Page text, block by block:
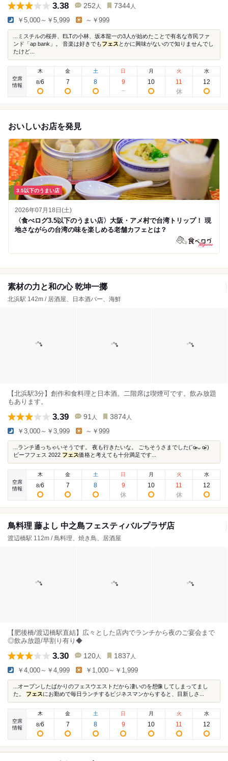
3.38 252 人 7344 人
￥5,000～￥5,999 ～￥999
...ミスチルの桜井、ELTの小林、坂本龍一の3人が始めたことで有名な市民ファ
ンド「ap bank」。 音楽は好きでもフェス とかに興味がないので知りませんでし
たけど...
空席
情報
木
8/6
金
7
土
8
日
9
月
10
火
11
水
12
おいしいお店を発見
3.5以下のうまい店
2026年07月18日(土)
〈食べログ3.5以下のうまい店〉大阪・アメ村で台湾トリップ！ 現
地さながらの台湾の味を楽しめる老舗カフェとは？
素材の力と和の心 乾坤一擲
北浜駅 142m / 居酒屋、日本酒バー、海鮮
【北浜駅3分】創作和食料理と日本酒。二階席は喫煙可です。飲み放題
もあります。
3.39 91 人 3874 人
￥3,000～￥3,999 ～￥999
...ランチ通っちゃいそうです。 夜も行きたいな。 ごちそうさまでした(ˊo̴̶̷̤ ᴗ o̴̶̷̤ˋ)
ビーフフェス 2022 フェス価格と考えても十分満足です...
空席
情報
木
8/6
金
7
土
8
日
9
月
10
火
11
水
12
鳥料理 藤よし 中之島フェスティバルプラザ店
渡辺橋駅 112m / 鳥料理、焼き鳥、居酒屋
【肥後橋/渡辺橋駅直結】広々とした店内でランチから夜のご宴会まで
◎飲み放題/早割り有り◆
3.30 120 人 1837 人
￥4,000～￥4,999 ￥1,000～￥1,999
...オープンしたばかりのフェスウエストだから凄いのを想像してしまってまし
た。 フェスにお勤めで毎日ランチするビジネスマンからすると、目新しさ...
空席
情報
木
8/6
金
7
土
8
日
9
月
10
火
11
水
12